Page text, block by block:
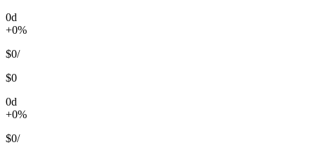
0d
+0%
$0/
$0
0d
+0%
$0/